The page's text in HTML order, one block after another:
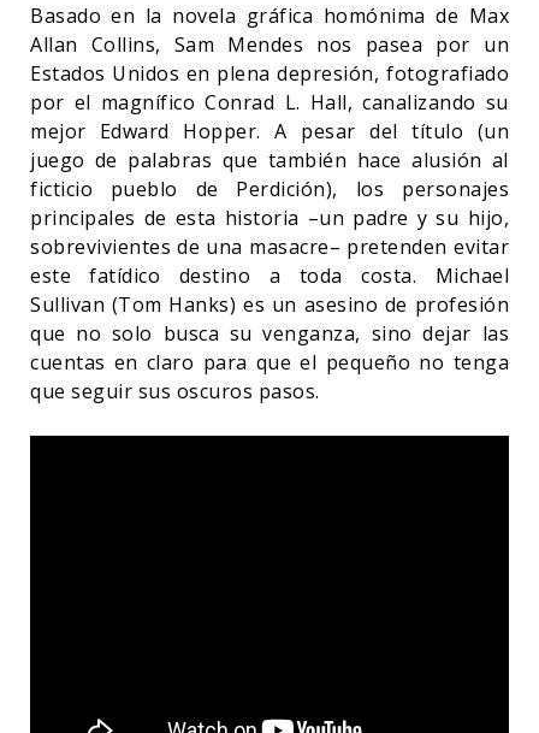
Basado en la novela gráfica homónima de Max
Allan Collins, Sam Mendes nos pasea por un
Estados Unidos en plena depresión, fotografiado
por el magnífico Conrad L. Hall, canalizando su
mejor Edward Hopper. A pesar del título (un
juego de palabras que también hace alusión al
ficticio pueblo de Perdición), los personajes
principales de esta historia –un padre y su hijo,
sobrevivientes de una masacre– pretenden evitar
este fatídico destino a toda costa. Michael
Sullivan (Tom Hanks) es un asesino de profesión
que no solo busca su venganza, sino dejar las
cuentas en claro para que el pequeño no tenga
que seguir sus oscuros pasos.